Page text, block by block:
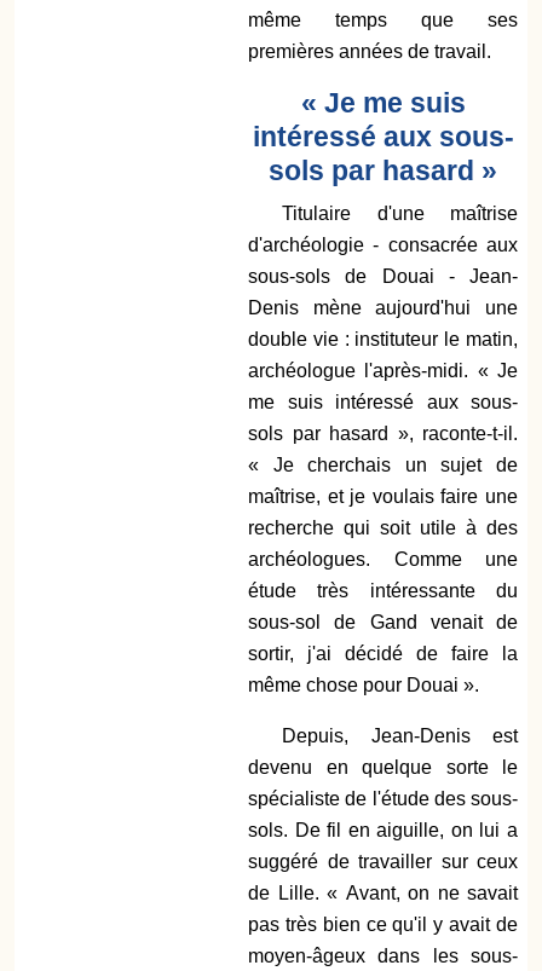
même temps que ses
premières années de travail.
« Je me suis
intéressé aux sous-
sols par hasard »
Titulaire d'une maîtrise
d'archéologie - consacrée aux
sous-sols de Douai - Jean-
Denis mène aujourd'hui une
double vie : instituteur le matin,
archéologue l'après-midi. « Je
me suis intéressé aux sous-
sols par hasard », raconte-t-il.
« Je cherchais un sujet de
maîtrise, et je voulais faire une
recherche qui soit utile à des
archéologues. Comme une
étude très intéressante du
sous-sol de Gand venait de
sortir, j'ai décidé de faire la
même chose pour Douai ».
Depuis, Jean-Denis est
devenu en quelque sorte le
spécialiste de l'étude des sous-
sols. De fil en aiguille, on lui a
suggéré de travailler sur ceux
de Lille. « Avant, on ne savait
pas très bien ce qu'il y avait de
moyen-âgeux dans les sous-